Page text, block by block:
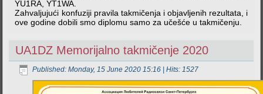
YU1RA, YT1WA.
Zahvaljujući konfuziji pravila takmičenja i objavljenih rezultata, i
ove godine dobili smo diplomu samo za učešće u takmičenju.
UA1DZ Memorijalno takmičenje 2020
Published: Monday, 15 June 2020 15:16 | Hits: 1527